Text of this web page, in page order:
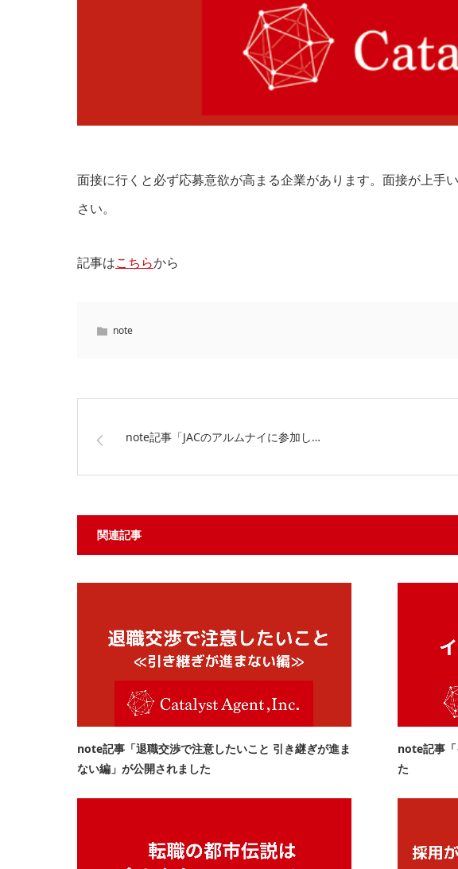
面接に行くと必ず応募意欲が高まる企業があります。面接が上手
さい。
記事はこちらから
note
note記事「JACのアルムナイに参加し…
関連記事
note記事「退職交渉で注意したいこと 引き継ぎが進ま
ない編」が公開されました
note記事「
た